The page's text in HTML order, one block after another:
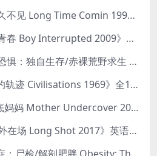
加拿大纪录片《好久不见 Long Time Comin 1993》英语中英双字 官方纯净版 1080P/MKV/1G 女同性艺术家
美国纪录片《双相青春 Boy Interrupted 2009》英语中英双字 官方纯净版 1080P/MKV/1.43G 青少年躁郁症
探索频道《赤裸与恐惧：独自生存/赤裸荒野求生 Naked and Afraid: Solo 2023》第一季全8集 英语中英双字 官方纯净版 高码1080P/MKV/45.4G
BBC纪录片《文明的轨迹 Civilisations 1969》全13集 英语中英双字 高清收藏版 1080P/MKV/64.1G 西方艺术史话
HULU纪录片《卧底妈妈 Mother Undercover 2023》全4集 英语中英双字 官方纯净版 1080P/MKV/7.6G 拯救孩子
Netflix纪录片《意外在场 Long Shot 2017》英语中字 720P/NKV/1.06GB 美国谋杀误判案件